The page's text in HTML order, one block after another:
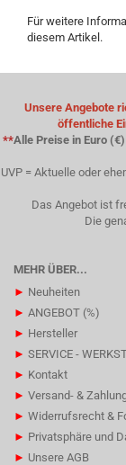
Für weitere
diesem Artikel.
Unsere Angebote
öffentliche
**Alle Preise in Euro
UVP = Aktuelle oder
Das Angebot ist
Die
MEHR ÜBER...
► Neuheiten
► ANGEBOT (%)
► Hersteller
► SERVICE -
► Kontakt
► Versand- &
► Widerrufsrecht &
► Privatsphäre und
► Unsere AGB